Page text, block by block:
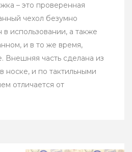
– это проверенная
чехол безумно
использовании, а также
и в то же время,
Внешняя часть сделана из
носке, и по тактильными
отличается от